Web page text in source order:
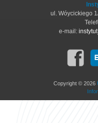
ul. Wóycickiego
e-mail:
Copyright © 2026